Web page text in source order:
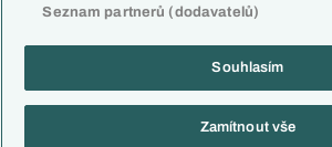
Copyright © 2001-2026 EuroFotbal.cz. Využíváme
Informace o zpracování osobních
Seznam partnerů (dodavatelů)
Souhlasím
Zamítnout vše